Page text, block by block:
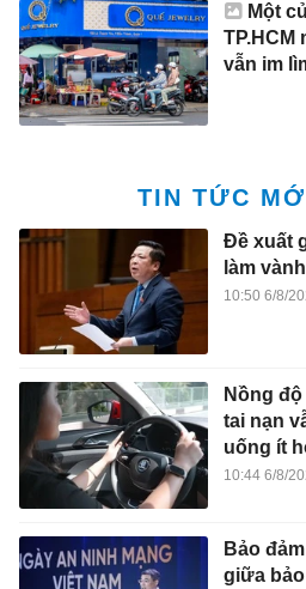
Một
TP.HCM
vẫn im
TIN TỨC
Đề xuất
làm
10:50 6/8/
Nồng
tai nạn
uống ít
10:44 6/8/
Bảo
giữa